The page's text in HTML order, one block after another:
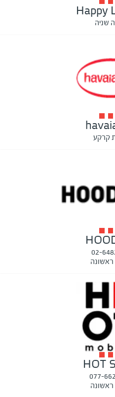
Happy
שניה
קרקע
02-
HOT
077-